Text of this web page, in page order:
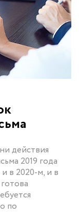
действия
2019 года
в 2020-м, и в
по